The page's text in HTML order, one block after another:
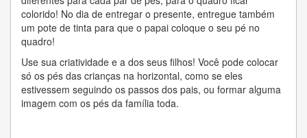
colorido! No dia de entregar o presente, entregue também
um pote de tinta para que o papai coloque o seu pé no
quadro!
Use sua criatividade e a dos seus filhos! Você pode colocar
só os pés das crianças na horizontal, como se eles
estivessem seguindo os passos dos pais, ou formar alguma
imagem com os pés da família toda.